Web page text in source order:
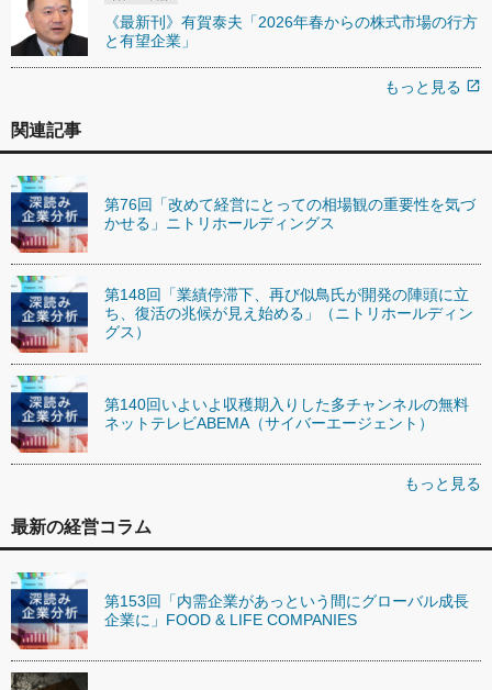
《最新刊》有賀泰夫「2026年春からの株式市場の行方
と有望企業」
もっと見る open_in_new
関連記事
第76回「改めて経営にとっての相場観の重要性を気づ
かせる」ニトリホールディングス
第148回「業績停滞下、再び似鳥氏が開発の陣頭に立
ち、復活の兆候が見え始める」（ニトリホールディン
グス）
第140回いよいよ収穫期入りした多チャンネルの無料
ネットテレビABEMA（サイバーエージェント）
もっと見る
最新の経営コラム
第153回「内需企業があっという間にグローバル成長
企業に」FOOD & LIFE COMPANIES